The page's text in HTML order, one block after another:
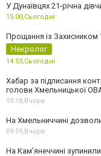
У Дунаївцях 21-річна
15:00,Сьогодні
Прощання із Захисником
Некролог
14:53,Сьогодні
Хабар за підписання
голови Хмельницької
10:18,Вчора
На Хмельниччині
09:59,Вчора
На Камʼянеччині